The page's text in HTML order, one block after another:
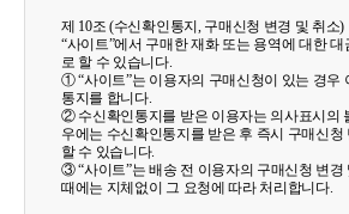
제 10조 (수신확인통지, 구매신청 변경 및 취소)
“사이트”에서 구매한 재화 또는 용역에 대한
로 할 수 있습니다.
① “사이트”는 이용자의 구매신청이 있는 경우
통지를 합니다.
② 수신확인통지를 받은 이용자는 의사표시의
우에는 수신확인통지를 받은 후 즉시 구매신청
할 수 있습니다.
③ “사이트”는 배송 전 이용자의 구매신청 변경
때에는 지체없이 그 요청에 따라 처리합니다.